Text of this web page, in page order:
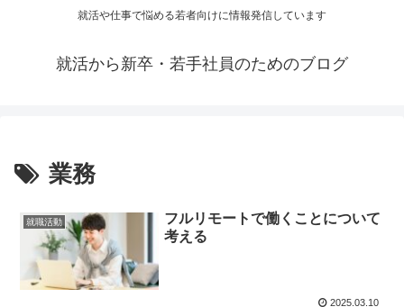
就活や仕事で悩める若者向けに情報発信しています
就活から新卒・若手社員のためのブログ
業務
就職活動
フルリモートで働くことについて
考える
2025.03.10